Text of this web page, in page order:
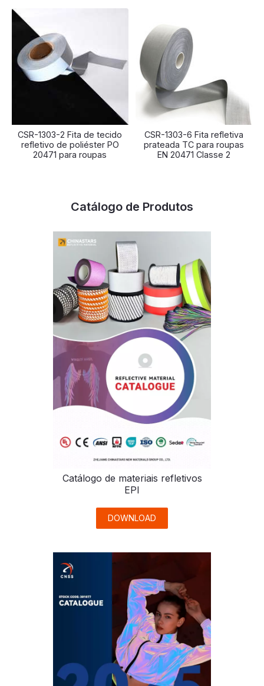
CSR-1303-2 Fita de tecido
refletivo de poliéster PO
20471 para roupas
CSR-1303-6 Fita refletiva
prateada TC para roupas
EN 20471 Classe 2
Catálogo de Produtos
Catálogo de materiais refletivos
EPI
DOWNLOAD